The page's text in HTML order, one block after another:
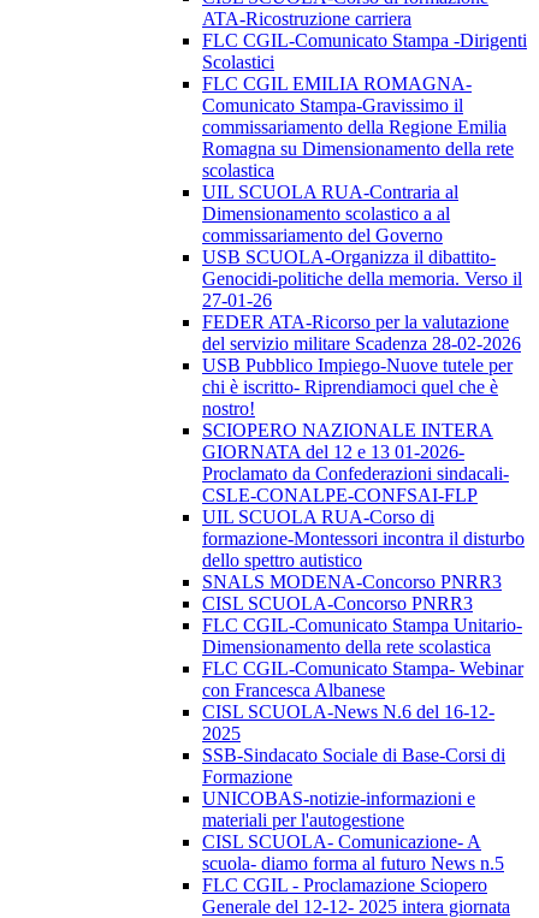
ATA-Ricostruzione carriera
FLC CGIL-Comunicato Stampa -Dirigenti
Scolastici
FLC CGIL EMILIA ROMAGNA-
Comunicato Stampa-Gravissimo il
commissariamento della Regione Emilia
Romagna su Dimensionamento della rete
scolastica
UIL SCUOLA RUA-Contraria al
Dimensionamento scolastico a al
commissariamento del Governo
USB SCUOLA-Organizza il dibattito-
Genocidi-politiche della memoria. Verso il
27-01-26
FEDER ATA-Ricorso per la valutazione
del servizio militare Scadenza 28-02-2026
USB Pubblico Impiego-Nuove tutele per
chi è iscritto- Riprendiamoci quel che è
nostro!
SCIOPERO NAZIONALE INTERA
GIORNATA del 12 e 13 01-2026-
Proclamato da Confederazioni sindacali-
CSLE-CONALPE-CONFSAI-FLP
UIL SCUOLA RUA-Corso di
formazione-Montessori incontra il disturbo
dello spettro autistico
SNALS MODENA-Concorso PNRR3
CISL SCUOLA-Concorso PNRR3
FLC CGIL-Comunicato Stampa Unitario-
Dimensionamento della rete scolastica
FLC CGIL-Comunicato Stampa- Webinar
con Francesca Albanese
CISL SCUOLA-News N.6 del 16-12-
2025
SSB-Sindacato Sociale di Base-Corsi di
Formazione
UNICOBAS-notizie-informazioni e
materiali per l'autogestione
CISL SCUOLA- Comunicazione- A
scuola- diamo forma al futuro News n.5
FLC CGIL - Proclamazione Sciopero
Generale del 12-12- 2025 intera giornata